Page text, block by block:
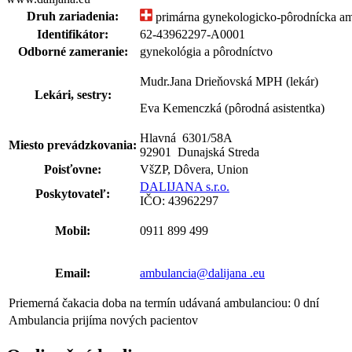
Druh zariadenia:
primárna gynekologicko-pôrodnícka
Identifikátor:
62-43962297-A0001
Odborné zameranie:
gynekológia a pôrodníctvo
Lekári, sestry:
Mudr.Jana Drieňovská MPH (lekár)
Eva Kemenczká (pôrodná asistentka)
Miesto prevádzkovania:
Hlavná 6301/58A
92901 Dunajská Streda
Poisťovne:
VšZP, Dôvera, Union
Poskytovateľ:
DALIJANA s.r.o.
IČO: 43962297
Mobil: 0911 899 499
Email: ambulancia@dalijana .eu
Priemerná čakacia doba na termín udávaná ambulanciou: 0 dní
Ambulancia prijíma nových pacientov